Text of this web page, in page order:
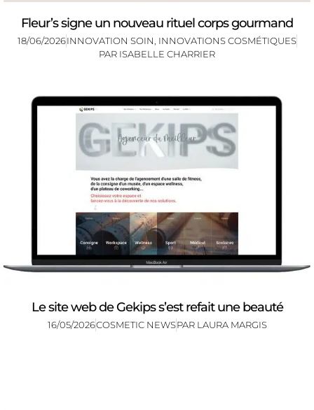
Fleur’s signe un nouveau rituel corps gourmand
18/06/2026INNOVATION SOIN INNOVATIONS COSMÉTIQUES
PAR ISABELLE CHARRIER
Le site web de Gekips s’est refait une beauté
16/05/2026COSMETIC NEWSPAR LAURA MARGIS